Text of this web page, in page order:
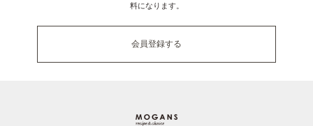
料になります。
会員登録する